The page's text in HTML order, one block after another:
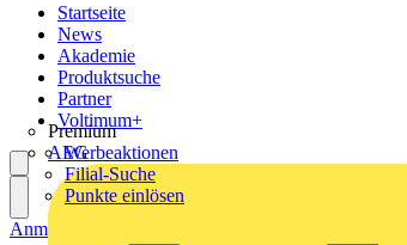
Startseite
News
Akademie
Produktsuche
Partner
Premium
AEG
Voltimum+
Werbeaktionen
Filial-Suche
Punkte einlösen
Anmelden